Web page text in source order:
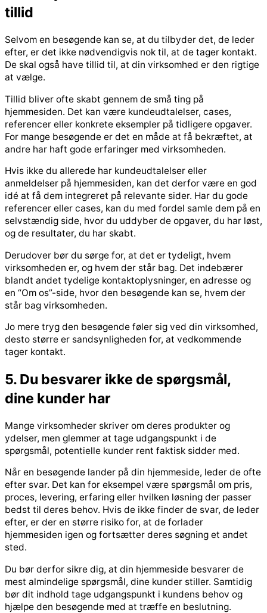
tillid
Selvom en besøgende kan se, at du tilbyder det, de leder
efter, er det ikke nødvendigvis nok til, at de tager kontakt.
De skal også have tillid til, at din virksomhed er den rigtige
at vælge.
Tillid bliver ofte skabt gennem de små ting på
hjemmesiden. Det kan være kundeudtalelser, cases,
referencer eller konkrete eksempler på tidligere opgaver.
For mange besøgende er det en måde at få bekræftet, at
andre har haft gode erfaringer med virksomheden.
Hvis ikke du allerede har kundeudtalelser eller
anmeldelser på hjemmesiden, kan det derfor være en god
idé at få dem integreret på relevante sider. Har du gode
referencer eller cases, kan du med fordel samle dem på en
selvstændig side, hvor du uddyber de opgaver, du har løst,
og de resultater, du har skabt.
Derudover bør du sørge for, at det er tydeligt, hvem
virksomheden er, og hvem der står bag. Det indebærer
blandt andet tydelige kontaktoplysninger, en adresse og
en “Om os”-side, hvor den besøgende kan se, hvem der
står bag virksomheden.
Jo mere tryg den besøgende føler sig ved din virksomhed,
desto større er sandsynligheden for, at vedkommende
tager kontakt.
5. Du besvarer ikke de spørgsmål,
dine kunder har
Mange virksomheder skriver om deres produkter og
ydelser, men glemmer at tage udgangspunkt i de
spørgsmål, potentielle kunder rent faktisk sidder med.
Når en besøgende lander på din hjemmeside, leder de ofte
efter svar. Det kan for eksempel være spørgsmål om pris,
proces, levering, erfaring eller hvilken løsning der passer
bedst til deres behov. Hvis de ikke finder de svar, de leder
efter, er der en større risiko for, at de forlader
hjemmesiden igen og fortsætter deres søgning et andet
sted.
Du bør derfor sikre dig, at din hjemmeside besvarer de
mest almindelige spørgsmål, dine kunder stiller. Samtidig
bør dit indhold tage udgangspunkt i kundens behov og
hjælpe den besøgende med at træffe en beslutning.